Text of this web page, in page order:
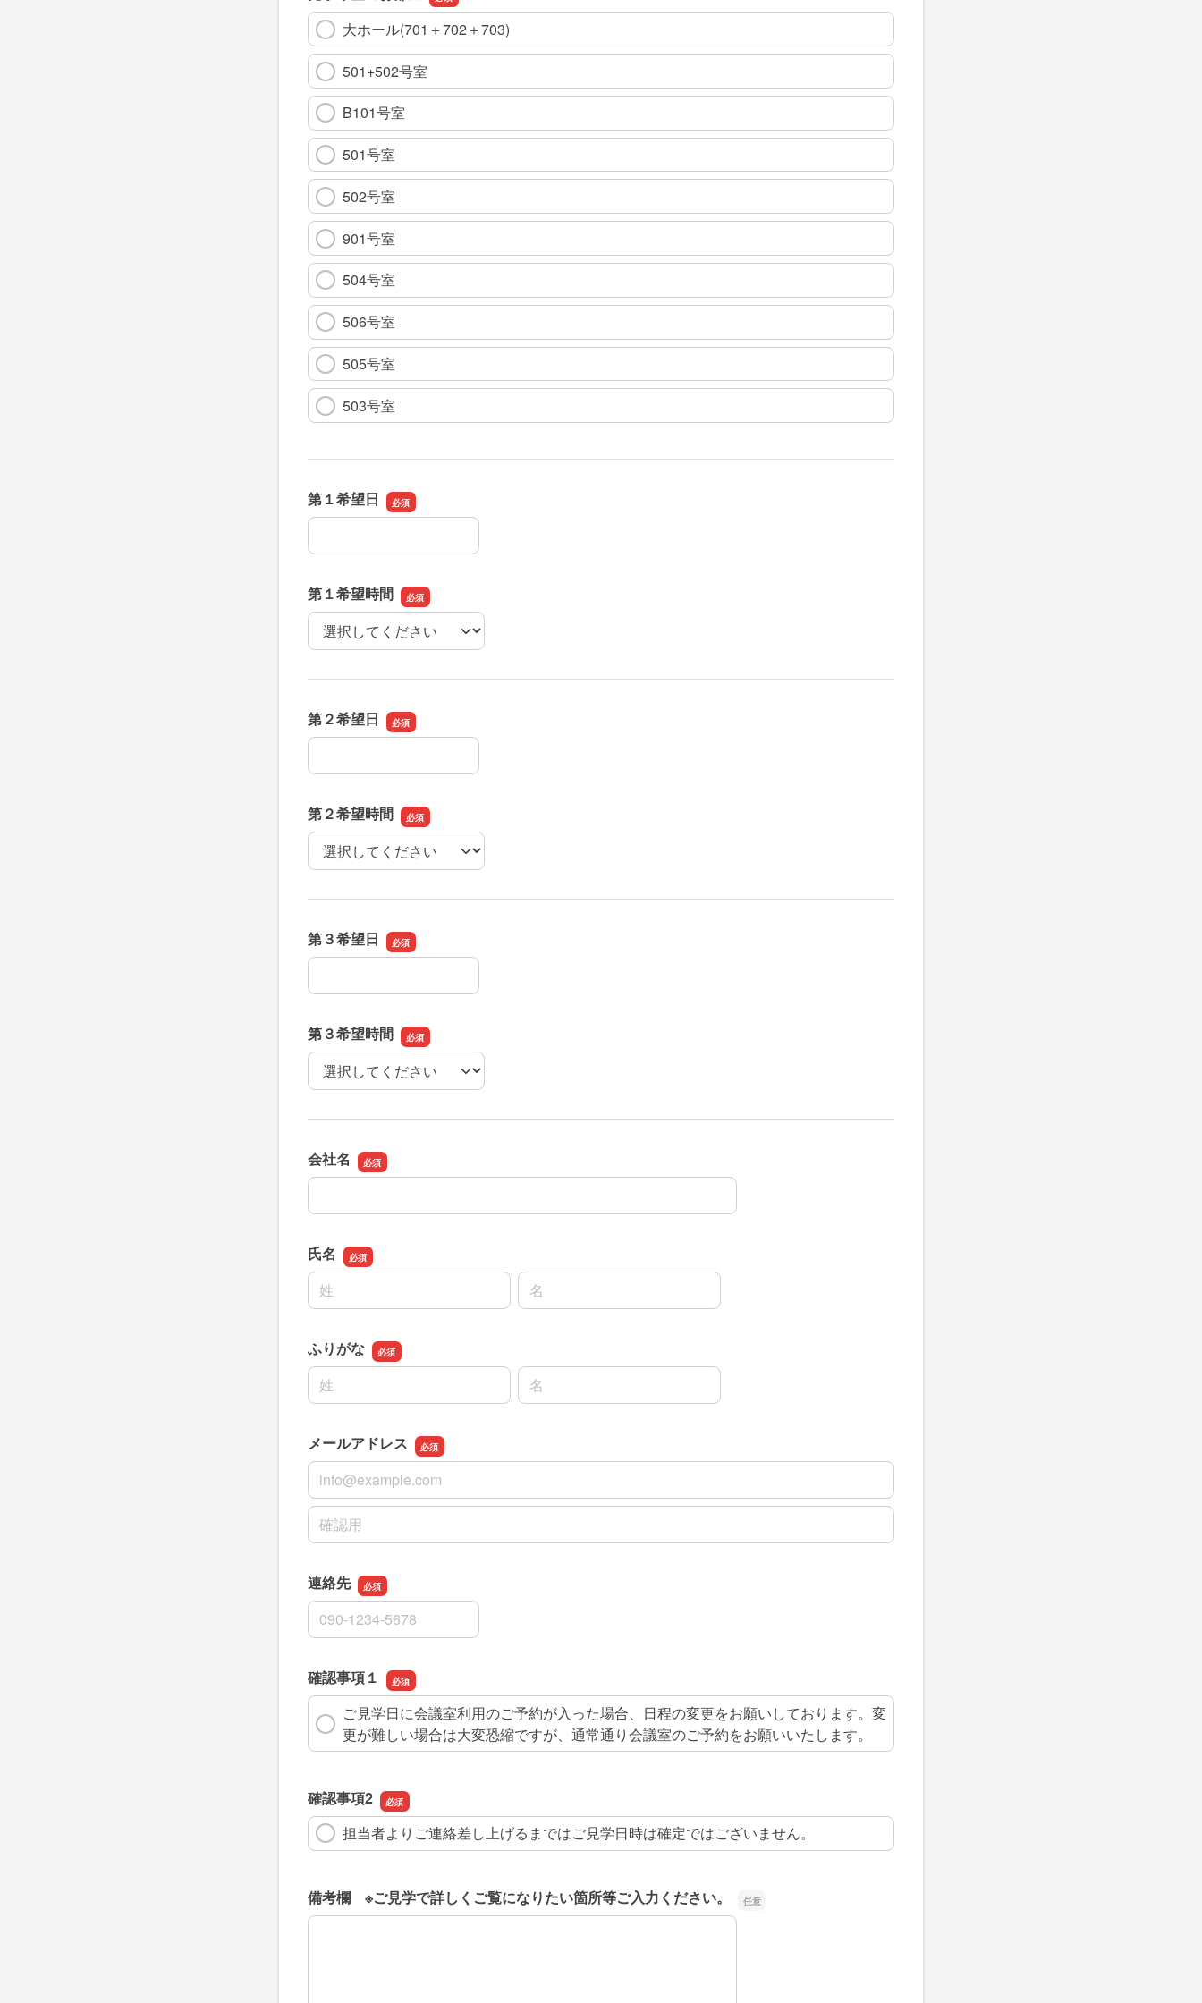
大ホール(701＋702＋703)
501+502号室
B101号室
501号室
502号室
901号室
504号室
506号室
505号室
503号室
第１希望日
第１希望日
第１希望時間
第１希望時間
第２希望日
第２希望日
第２希望時間
第２希望時間
第３希望日
第３希望日
第３希望時間
第３希望時間
会社名
会社名
氏名
名前の姓
名前の名
ふりがな
名前の姓
名前の名
メールアドレス
メールアドレス
メールアドレスの確認用
連絡先
連絡先
確認事項１
ご見学日に会議室利用のご予約が入った場合、日程の変更をお願いしております。変
更が難しい場合は大変恐縮ですが、通常通り会議室のご予約をお願いいたします。
確認事項2
担当者よりご連絡差し上げるまではご見学日時は確定ではございません。
備考欄 ※ご見学で詳しくご覧になりたい箇所等ご入力ください。
備考欄 ※ご見学で詳しくご覧になりたい箇所等ご入力ください。